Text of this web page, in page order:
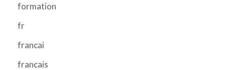
formation
fr
francai
francais